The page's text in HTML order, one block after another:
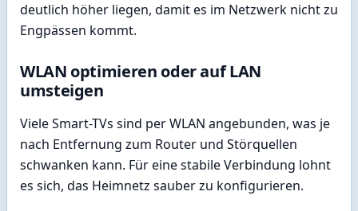
deutlich höher liegen, damit es im Netzwerk nicht zu
Engpässen kommt.
WLAN optimieren oder auf LAN
umsteigen
Viele Smart-TVs sind per WLAN angebunden, was je
nach Entfernung zum Router und Störquellen
schwanken kann. Für eine stabile Verbindung lohnt
es sich, das Heimnetz sauber zu konfigurieren.